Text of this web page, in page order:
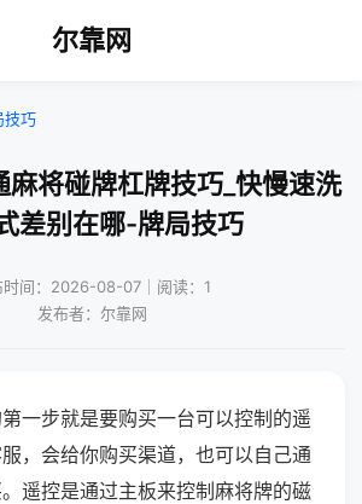
尔靠网
技巧
麻将碰牌杠牌技巧_快慢速洗
差别在哪-牌局技巧
时间：2026-08-07｜阅读：1
发布者：尔靠网
一步就是要购买一台可以控制的遥
，会给你购买渠道，也可以自己通
遥控是通过主板来控制麻将牌的磁